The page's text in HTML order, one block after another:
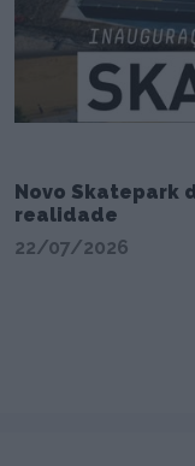
Novo Skatepark
realidade
22/07/2026